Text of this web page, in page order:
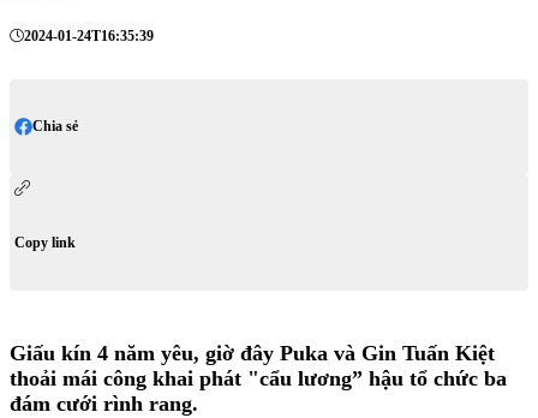
2024-01-24T16:35:39
Chia sẻ
Copy link
Giấu kín 4 năm yêu, giờ đây Puka và Gin Tuấn Kiệt
thoải mái công khai phát "cẩu lương” hậu tổ chức ba
đám cưới rình rang.